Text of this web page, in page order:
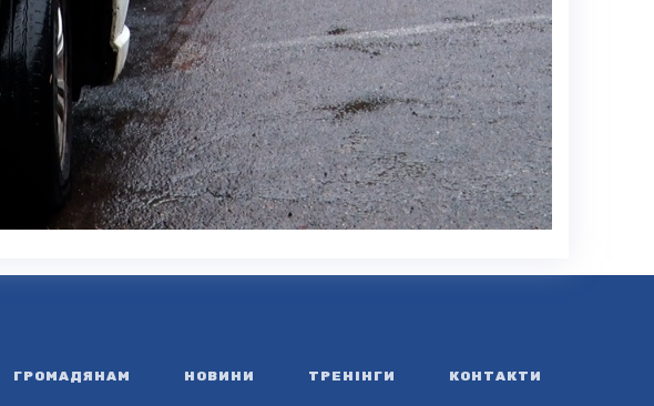
ГРОМАДЯНАМ НОВИНИ ТРЕНІНГИ КОНТАКТИ